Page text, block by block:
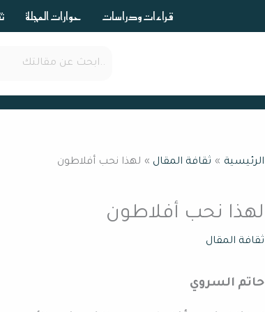
قراءات ودراسات حوارات المجلة
الرئيسية ثقافة المقال لهذا نحب أفلاطون
لهذا نحب أفلاطون
ثقافة المقال
حاتم السروي